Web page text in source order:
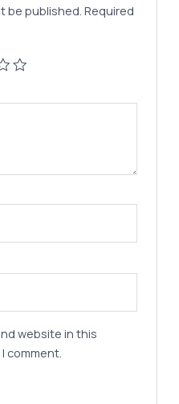
be published. Required
website in this
comment.